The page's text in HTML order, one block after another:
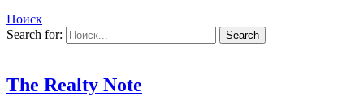
Поиск
Search for:
The Realty Note